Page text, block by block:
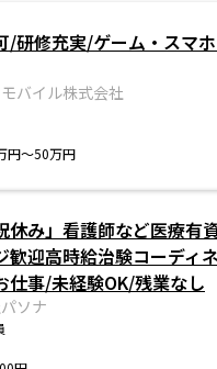
/研修充実/ゲーム・スマ
バイル株式会社
円～50万円
休み」看護師など医療有
歓迎高時給治験コーディ
仕事/未経験OK/残業なし
ソナ